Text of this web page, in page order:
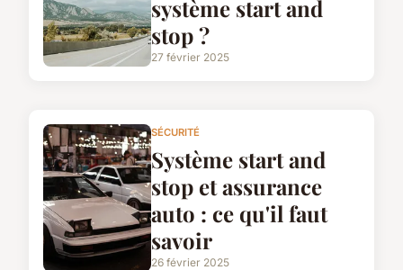
système start and
stop ?
27 février 2025
SÉCURITÉ
Système start and
stop et assurance
auto : ce qu'il faut
savoir
26 février 2025